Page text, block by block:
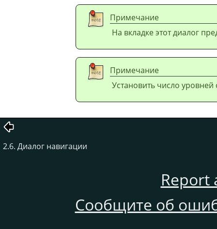
Примечание
На вкладке этот диалог
Примечание
Установить число
2.6. Диалог навигации
Report
Сообщите об